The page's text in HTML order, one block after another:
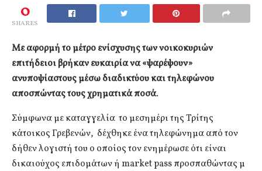
0
SHARES
Με αφορμή το μέτρο ενίσχυσης των νοικοκυριών
επιτήδειοι βρήκαν ευκαιρία να «ψαρέψουν»
ανυποψίαστους μέσω διαδικτύου και τηλεφώνου
αποσπώντας τους χρηματικά ποσά.
Σύμφωνα με καταγγελία το μεσημέρι της Τρίτης
κάτοικος Γρεβενών, δέχθηκε ένα τηλεφώνημα από τον
δήθεν λογιστή του ο οποίος τον ενημέρωσε ότι είναι
δικαιούχος επιδομάτων ή market pass προσπαθώντας μ